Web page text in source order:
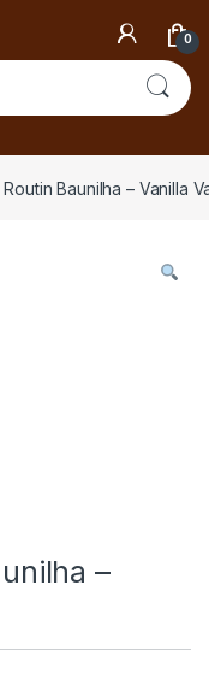
0
Baunilha – Vanilla
–